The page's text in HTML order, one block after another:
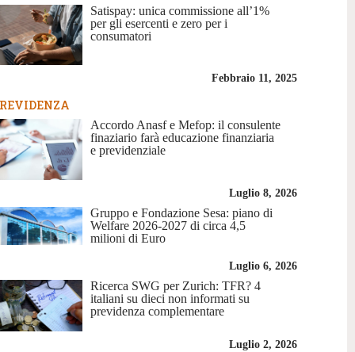
Satispay: unica commissione all’1%
per gli esercenti e zero per i
consumatori
Febbraio 11, 2025
Accordo Anasf e Mefop: il consulente
finaziario farà educazione finanziaria
e previdenziale
Luglio 8, 2026
Gruppo e Fondazione Sesa: piano di
Welfare 2026-2027 di circa 4,5
milioni di Euro
Luglio 6, 2026
Ricerca SWG per Zurich: TFR? 4
italiani su dieci non informati su
previdenza complementare
Luglio 2, 2026